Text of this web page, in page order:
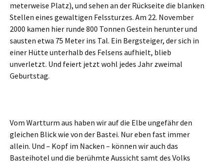
meterweise Platz), und sehen an der Rückseite die blanken
Stellen eines gewaltigen Felssturzes. Am 22. November
2000 kamen hier runde 800 Tonnen Gestein herunter und
sausten etwa 75 Meter ins Tal. Ein Bergsteiger, der sich in
einer Hütte unterhalb des Felsens aufhielt, blieb
unverletzt. Und feiert jetzt wohl jedes Jahr zweimal
Geburtstag.
Vom Wartturm aus haben wir auf die Elbe ungefähr den
gleichen Blick wie von der Bastei. Nur eben fast immer
allein. Und – Kopf im Nacken – können wir auch das
Basteihotel und die berühmte Aussicht samt des Volks